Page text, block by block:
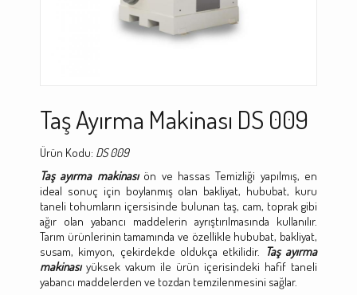
Taş Ayırma Makinası DS 009
Ürün Kodu: DS 009
Taş ayırma makinası ön ve hassas Temizliği yapılmış, en
ideal sonuç için boylanmış olan bakliyat, hububat, kuru
taneli tohumların içersisinde bulunan taş, cam, toprak gibi
ağır olan yabancı maddelerin ayrıştırılmasında kullanılır.
Tarım ürünlerinin tamamında ve özellikle hububat, bakliyat,
susam, kimyon, çekirdekde oldukça etkilidir. Taş ayırma
makinasıyüksek vakum ile ürün içerisindeki hafif taneli
yabancı maddelerden ve tozdan temzilenmesini sağlar.